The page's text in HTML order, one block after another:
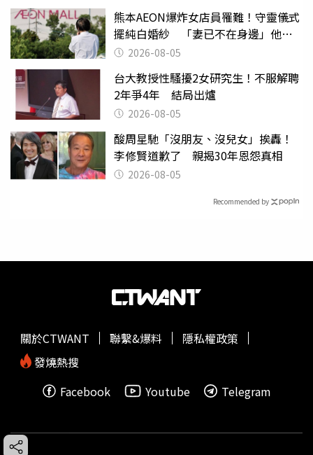
熊本AEON爆炸女店員罹難！守靈儀式
擺純白婚紗 「妻已不在身邊」他淚
喊：無法想像
2026-08-05
台大教授性騷擾2女研究生！不服解聘
2年爭4年 結局出爐
2026-08-05
酸周星馳「沒朋友、沒兒女」挨轟！
李修賢道歉了 親揭30年恩怨真相
2026-08-05
Recommended by
關於CTWANT 聯繫&爆料
隱私權政策
發燒熱搜
Facebook
Youtube Telegram